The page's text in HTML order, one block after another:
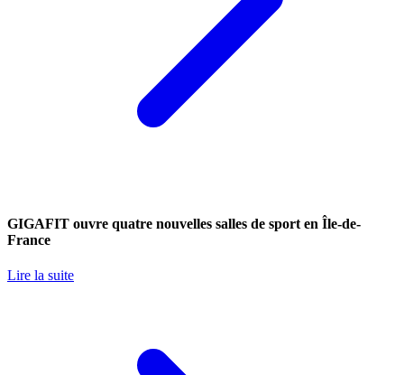
GIGAFIT ouvre quatre nouvelles salles de sport en Île-de-
France
Lire la suite